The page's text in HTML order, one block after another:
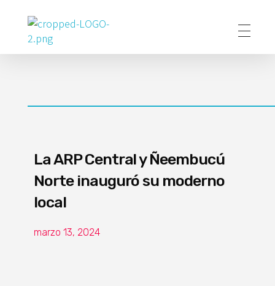
Poder Agropecuario
La ARP Central y Ñeembucú
Norte inauguró su moderno
local
marzo 13, 2024